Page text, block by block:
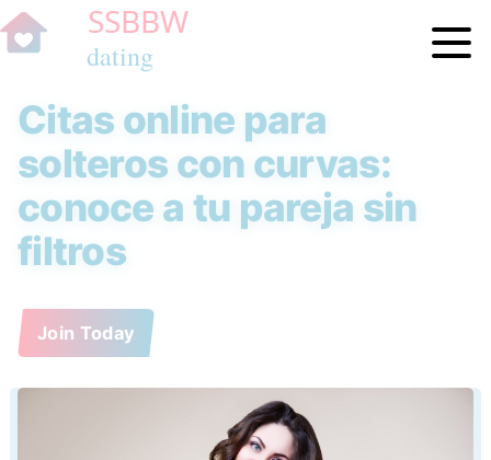
Citas online para
solteros con curvas:
conoce a tu pareja sin
filtros
Join Today